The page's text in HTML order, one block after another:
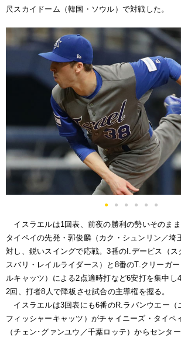
尺スカイドーム（韓国・ソウル）で対戦した。
● ● ● ● ● ●
イスラエルは1回表、前夜の勝利の勢いそのまま
タイペイの先発・郭俊麟（カク・シュンリン／埼
対し、鋭いスイングで応戦。3番のI.デービス（ス
スバリ・レイルライダース）と8番のT.クリーガ
ルキャッツ）による2点適時打など6安打を集中し
2回、打者8人で降板させ試合の主導権を握る。
イスラエルは3回表にも6番のR.ラバンウエー（
フィッシャーキャッツ）がチャイニーズ・タイペ
（チェン･グァンユウ／千葉ロッテ）からセンタ